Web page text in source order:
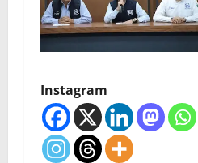
Instagram